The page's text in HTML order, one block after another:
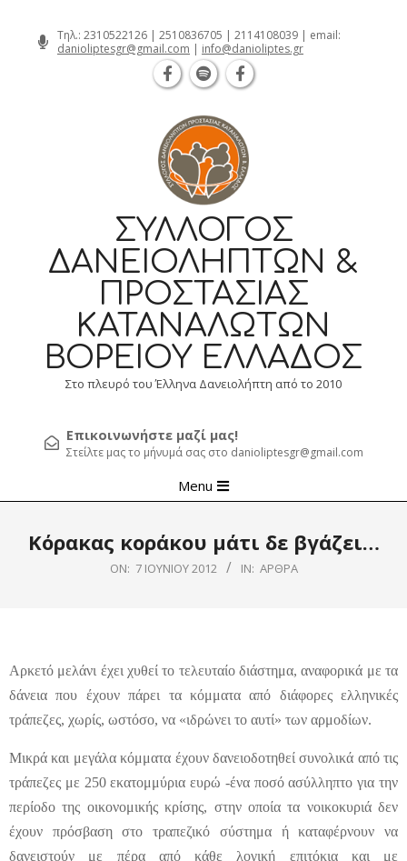
Τηλ.: 2310522126 | 2510836705 | 2114108039 | email:
danioliptesgr@gmail.com | info@danioliptes.gr
ΣΎΛΛΟΓΟΣ
ΔΑΝΕΙΟΛΗΠΤΏΝ &
ΠΡΟΣΤΑΣΊΑΣ
ΚΑΤΑΝΑΛΩΤΏΝ
ΒΟΡΕΊΟΥ ΕΛΛΆΔΟΣ
Στο πλευρό του Έλληνα Δανειολήπτη από το 2010
Επικοινωνήστε μαζί μας!
Στείλτε μας το μήνυμά σας στο danioliptesgr@gmail.com
Navigation
Menu
Κόρακας κοράκου μάτι δε βγάζει…
ON: 7 ΙΟΥΝΊΟΥ 2012 IN: ΆΡΘΡΑ
Αρκετό μελάνι έχει χυθεί το τελευταίο διάστημα, αναφορικά με τα
δάνεια που έχουν πάρει τα κόμματα από διάφορες ελληνικές
τράπεζες, χωρίς, ωστόσο, να «ιδρώνει το αυτί» των αρμοδίων.
Μικρά και μεγάλα κόμματα έχουν δανειοδοτηθεί συνολικά από τις
τράπεζες με 250 εκατομμύρια ευρώ -ένα ποσό ασύλληπτο για την
περίοδο της οικονομικής κρίσης, στην οποία τα νοικοκυριά δεν
έχουν πρόσβαση στο τραπεζικό σύστημα ή καταφέρνουν να
δανειστούν με πέρα από κάθε λογική επιτόκια και με